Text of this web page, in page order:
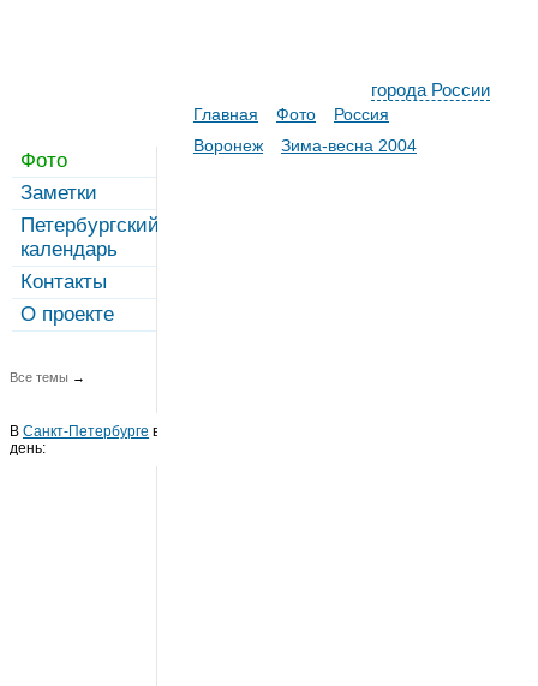
города России
Фото
Заметки
Петербургский
календарь
Контакты
О проекте
Все темы →
В Санкт-Петербурге в этот
день:
Главная Фото
Россия
Воронеж
Зима-весна 2004